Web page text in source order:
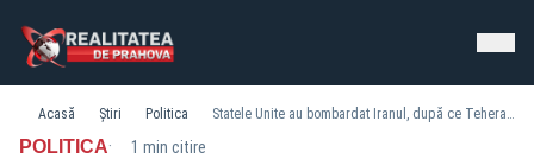
Acasă Știri Politica Statele Unite au bombardat Iranul, după ce Teheranul a lansat rachete și drone spre bazele americane
POLITICA· 1 min citire